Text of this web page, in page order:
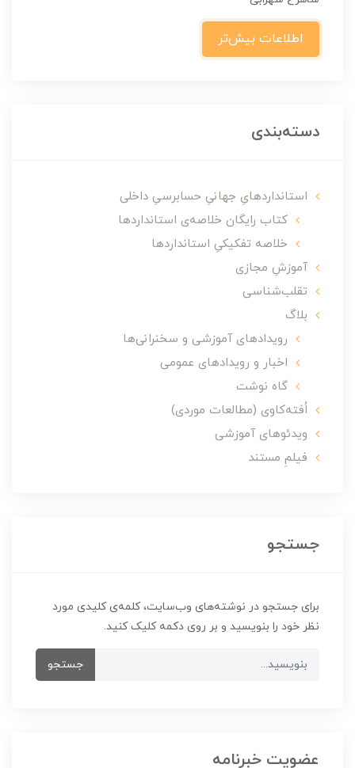
اطلاعات بیش‌تر
دسته‌بندی
استانداردهایِ جهانیِ حسابرسیِ داخلی
کتاب رایگان خلاصه‌ی استانداردها
خلاصه تفکیکیِ استانداردها
آموزشِ مجازی
تقلب‌شناسی
بلاگ
رویدادهای آموزشی و سخنرانی‌ها
اخبار و رویدادهای عمومی
گاه نوشت
اُفته‌کاوی (مطالعات موردی)
ویدئوهای آموزشی
فیلمِ مستند
جستجو
برای جستجو در نوشته‌های وب‌سایت، کلمه‌ی کلیدی مورد
نظر خود را بنویسید و بر روی دکمه کلیک کنید.
جستجو
عضویت خبرنامه